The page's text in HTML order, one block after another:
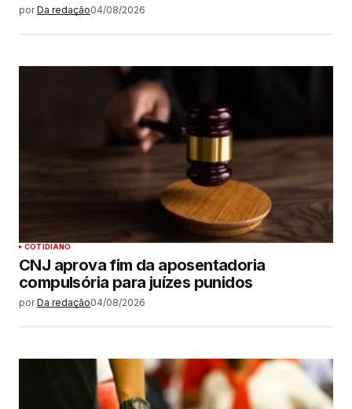
por Da redação04/08/2026
COTIDIANO
CNJ aprova fim da aposentadoria
compulsória para juízes punidos
por Da redação04/08/2026